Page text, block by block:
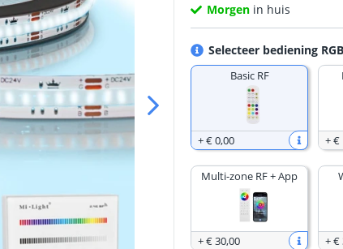
Morgen in huis
Selecteer bediening
Basic RF
+€ 0,00 +€
Multi-zone RF + App
+€ 30,00 +€